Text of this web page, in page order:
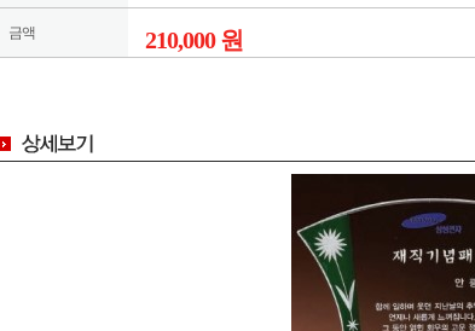
금액 210,000 원